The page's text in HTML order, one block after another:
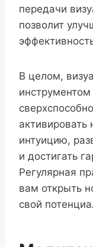
передачи
позволит
В целом,
инструментом
интуицию,
и достигать
Регулярная
вам открыть
свой